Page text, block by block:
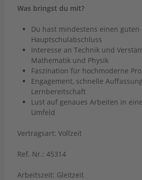
Was bringst du mit?
Du hast mindestens einen guten
Hauptschulabschluss
Interesse an Technik und
Mathematik und Physik
Faszination für hochmoderne
Engagement, schnelle
Lernbereitschaft
Lust auf genaues Arbeiten in
Umfeld
Vertragsart: Vollzeit
Ref. Nr.: 45314
Arbeitszeit: Gleitzeit